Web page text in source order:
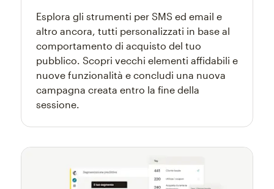
Esplora gli strumenti per SMS ed email e
altro ancora, tutti personalizzati in base al
comportamento di acquisto del tuo
pubblico. Scopri vecchi elementi affidabili e
nuove funzionalità e concludi una nuova
campagna creata entro la fine della
sessione.